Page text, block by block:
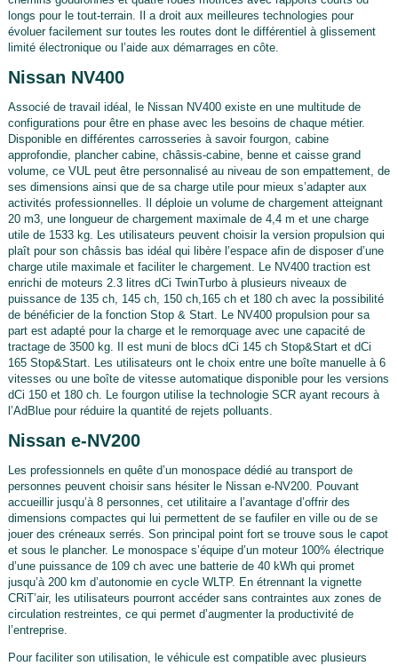
longs pour le tout-terrain. Il a droit aux meilleures technologies pour
évoluer facilement sur toutes les routes dont le différentiel à glissement
limité électronique ou l’aide aux démarrages en côte.
Nissan NV400
Associé de travail idéal, le Nissan NV400 existe en une multitude de
configurations pour être en phase avec les besoins de chaque métier.
Disponible en différentes carrosseries à savoir fourgon, cabine
approfondie, plancher cabine, châssis-cabine, benne et caisse grand
volume, ce VUL peut être personnalisé au niveau de son empattement, de
ses dimensions ainsi que de sa charge utile pour mieux s’adapter aux
activités professionnelles. Il déploie un volume de chargement atteignant
20 m3, une longueur de chargement maximale de 4,4 m et une charge
utile de 1533 kg. Les utilisateurs peuvent choisir la version propulsion qui
plaît pour son châssis bas idéal qui libère l’espace afin de disposer d’une
charge utile maximale et faciliter le chargement. Le NV400 traction est
enrichi de moteurs 2.3 litres dCi TwinTurbo à plusieurs niveaux de
puissance de 135 ch, 145 ch, 150 ch,165 ch et 180 ch avec la possibilité
de bénéficier de la fonction Stop & Start. Le NV400 propulsion pour sa
part est adapté pour la charge et le remorquage avec une capacité de
tractage de 3500 kg. Il est muni de blocs dCi 145 ch Stop&Start et dCi
165 Stop&Start. Les utilisateurs ont le choix entre une boîte manuelle à 6
vitesses ou une boîte de vitesse automatique disponible pour les versions
dCi 150 et 180 ch. Le fourgon utilise la technologie SCR ayant recours à
l’AdBlue pour réduire la quantité de rejets polluants.
Nissan e-NV200
Les professionnels en quête d’un monospace dédié au transport de
personnes peuvent choisir sans hésiter le Nissan e-NV200. Pouvant
accueillir jusqu’à 8 personnes, cet utilitaire a l’avantage d’offrir des
dimensions compactes qui lui permettent de se faufiler en ville ou de se
jouer des créneaux serrés. Son principal point fort se trouve sous le capot
et sous le plancher. Le monospace s’équipe d’un moteur 100% électrique
d’une puissance de 109 ch avec une batterie de 40 kWh qui promet
jusqu’à 200 km d’autonomie en cycle WLTP. En étrennant la vignette
CRiT’air, les utilisateurs pourront accéder sans contraintes aux zones de
circulation restreintes, ce qui permet d’augmenter la productivité de
l’entreprise.
Pour faciliter son utilisation, le véhicule est compatible avec plusieurs